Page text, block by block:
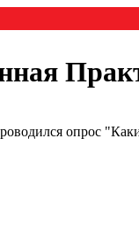
опрос